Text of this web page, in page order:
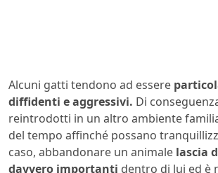
Alcuni gatti tendono ad essere
diffidenti e aggressivi. Di
reintrodotti in un altro ambiente
del tempo affinché possano
caso, abbandonare un animale lascia
davvero importanti dentro di lui ed è